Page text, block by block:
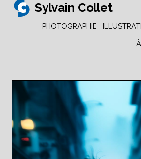
Sylvain Collet
PHOTOGRAPHIE